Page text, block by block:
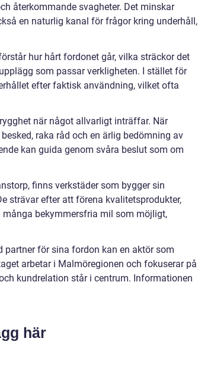
återkommande svagheter. Det minskar
en naturlig kanal för frågor kring underhåll,
hur hårt fordonet går, vilka sträckor det
som passar verkligheten. I stället för
efter faktisk användning, vilket ofta
när något allvarligt inträffar. När
raka råd och en ärlig bedömning av
kan guida genom svåra beslut som om
finns verkstäder som bygger sin
strävar efter att förena kvalitetsprodukter,
bekymmersfria mil som möjligt,
partner för sina fordon kan en aktör som
arbetar i Malmöregionen och fokuserar på
kundrelation står i centrum. Informationen
här